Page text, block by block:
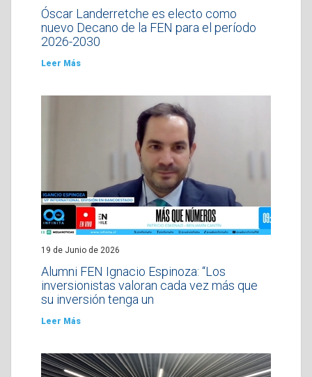
Óscar Landerretche es electo como
nuevo Decano de la FEN para el período
2026-2030
Leer Más
19 de Junio de 2026
Alumni FEN Ignacio Espinoza: “Los
inversionistas valoran cada vez más que
su inversión tenga un
Leer Más